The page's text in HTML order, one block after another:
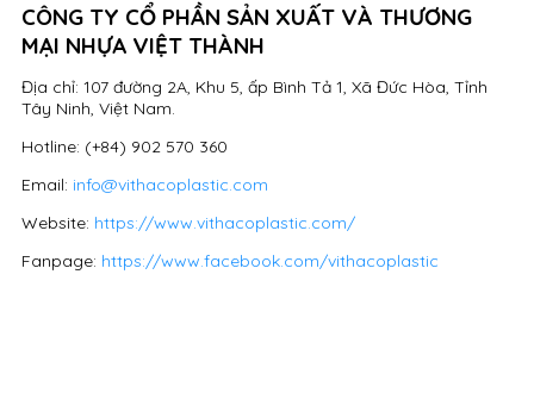
CÔNG TY CỔ PHẦN SẢN XUẤT VÀ THƯƠNG
MẠI NHỰA VIỆT THÀNH
Địa chỉ: 107 đường 2A, Khu 5, ấp Bình Tả 1, Xã Đức Hòa, Tỉnh
Tây Ninh, Việt Nam.
Hotline: (+84) 902 570 360
Email: info@vithacoplastic.com
Website: https://www.vithacoplastic.com/
Fanpage: https://www.facebook.com/vithacoplastic